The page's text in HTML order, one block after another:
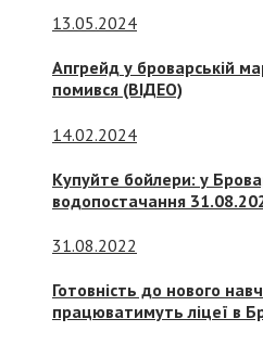
13.05.2024
Апгрейд у броварській
помився (ВІДЕО)
14.02.2024
Купуйте бойлери: у
водопостачання
31.08.2022
Готовність до нового
працюватимуть ліцеї в